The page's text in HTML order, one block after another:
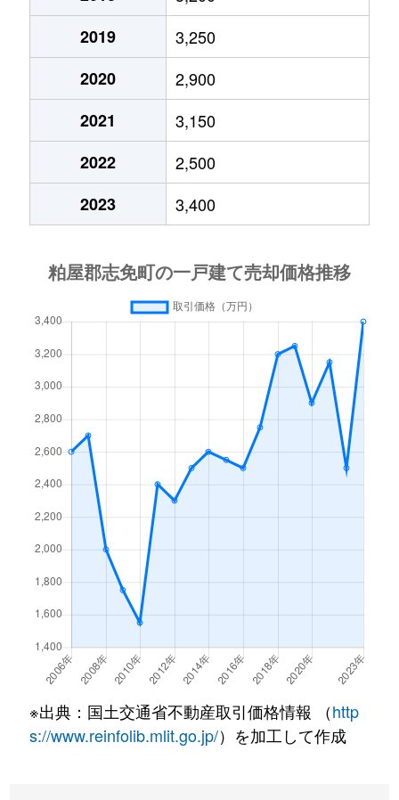
2019
3,250
2020
2,900
2021
3,150
2022
2,500
2023
3,400
※出典：国土交通省不動産取引価格情報 （http
s://www.reinfolib.mlit.go.jp/）を加工して作成